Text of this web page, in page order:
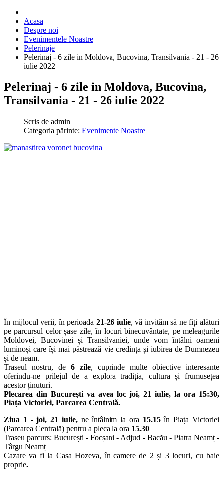
Acasa
Despre noi
Evenimentele Noastre
Pelerinaje
Pelerinaj - 6 zile in Moldova, Bucovina, Transilvania - 21 - 26
iulie 2022
Pelerinaj - 6 zile in Moldova, Bucovina,
Transilvania - 21 - 26 iulie 2022
Scris de admin
Categoria părinte: Evenimente Noastre
În mijlocul verii, în perioada 21-26 iulie, vă invităm să ne fiți alături
pe parcursul celor șase zile, în locuri binecuvântate, pe meleagurile
Moldovei, Bucovinei și Transilvaniei, unde vom întâlni oameni
luminoși care își mai păstrează vie credința și iubirea de Dumnezeu
și de neam.
Traseul nostru, de 6 zile, cuprinde multe obiective interesante
oferindu-ne prilejul de a explora tradiția, cultura și frumusețea
acestor ținuturi.
Plecarea din București va avea loc joi, 21 iulie, la ora 15:30,
Piața Victoriei, Parcarea Centrală.
Ziua 1 - joi, 21 iulie, ne întâlnim la ora 15.15în Piața Victoriei
(Parcarea Centrală) pentru a pleca la ora 15.30
Traseu parcurs: București - Focșani - Adjud - Bacău - Piatra Neamț -
Târgu Neamț
Cazare va fi la Casa Hozeva, în camere de 2 și 3 locuri, cu baie
proprie.